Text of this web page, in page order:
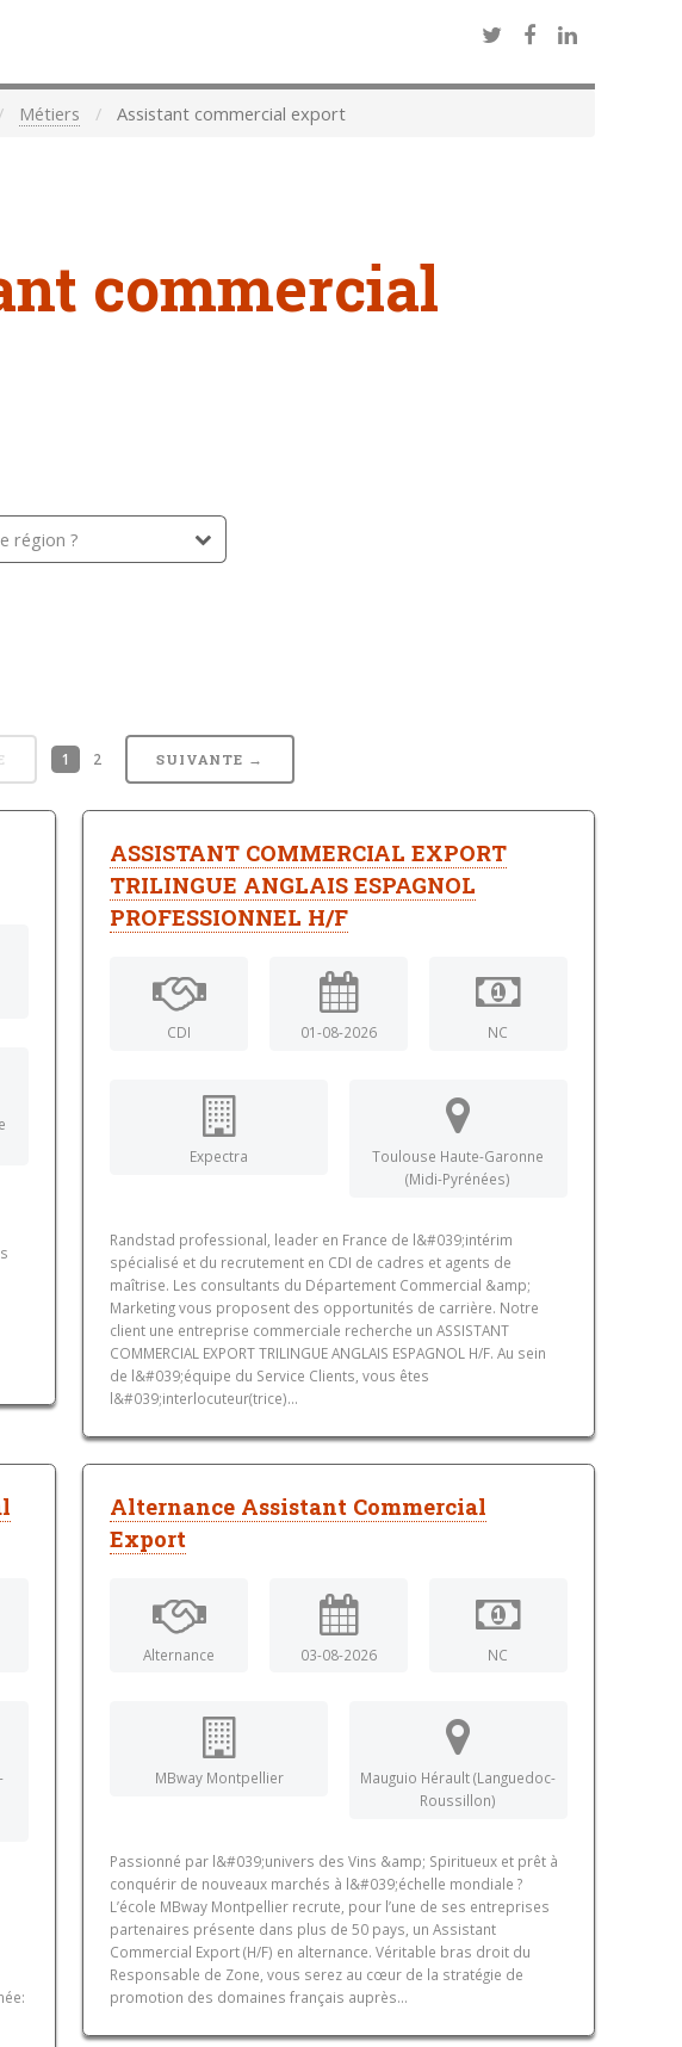
Métiers Assistant commercial export
commercial
1 2 SUIVANTE →
ASSISTANT COMMERCIAL EXPORT
TRILINGUE ANGLAIS ESPAGNOL
PROFESSIONNEL H/F
CDI 01-08-2026 NC
Expectra
Toulouse Haute-Garonne
(Midi-Pyrénées)
Randstad professional, leader en France de l&#039;intérim
spécialisé et du recrutement en CDI de cadres et agents de
maîtrise. Les consultants du Département Commercial &amp;
Marketing vous proposent des opportunités de carrière. Notre
client une entreprise commerciale recherche un ASSISTANT
COMMERCIAL EXPORT TRILINGUE ANGLAIS ESPAGNOL H/F. Au sein
de l&#039;équipe du Service Clients, vous êtes
l&#039;interlocuteur(trice)...
Alternance Assistant Commercial
Export
Alternance 03-08-2026 NC
MBway Montpellier
Mauguio Hérault (Languedoc-
Roussillon)
Passionné par l&#039;univers des Vins &amp; Spiritueux et prêt à
conquérir de nouveaux marchés à l&#039;échelle mondiale ?
L’école MBway Montpellier recrute, pour l’une de ses entreprises
partenaires présente dans plus de 50 pays, un Assistant
Commercial Export (H/F) en alternance. Véritable bras droit du
Responsable de Zone, vous serez au cœur de la stratégie de
promotion des domaines français auprès...